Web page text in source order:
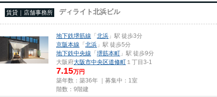
賃貸｜店舗事務所 ディライト北浜ビル
地下鉄堺筋線 「北浜 」駅 徒歩3分
京阪本線 「北浜 」駅 徒歩5分
地下鉄中央線 「堺筋本町 」駅 徒歩9分
大阪府大阪市中央区道修町 １丁目3-1
7.15万円
築年数：築36年 ｜募集中： 1室
階数：9階建